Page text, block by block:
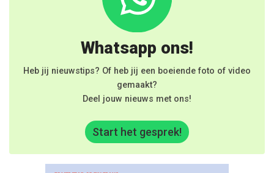
Whatsapp ons!
Heb jij nieuwstips? Of heb jij een boeiende foto of video
gemaakt?
Deel jouw nieuws met ons!
Start het gesprek!